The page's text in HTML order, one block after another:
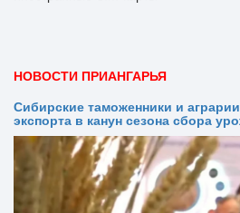
НОВОСТИ ПРИАНГАРЬЯ
Сибирские таможенники и
экспорта в канун сезона сбора